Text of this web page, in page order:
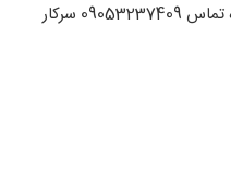
جهت اخذ اطلاعات بیشتر با شماره تماس 09053237409 سرکار